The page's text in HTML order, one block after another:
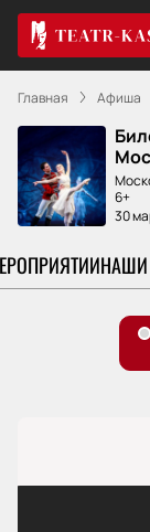
Главная Афиша
6+
30
НАШИ